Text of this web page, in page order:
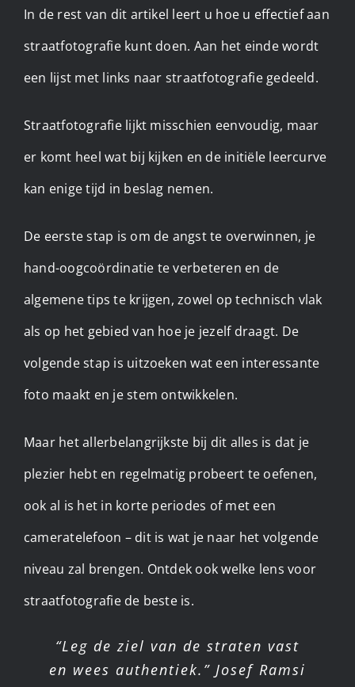
In de rest van dit artikel leert u hoe u effectief aan
straatfotografie kunt doen. Aan het einde wordt
een lijst met links naar straatfotografie gedeeld.
Straatfotografie lijkt misschien eenvoudig, maar
er komt heel wat bij kijken en de initiële leercurve
kan enige tijd in beslag nemen.
De eerste stap is om de angst te overwinnen, je
hand-oogcoördinatie te verbeteren en de
algemene tips te krijgen, zowel op technisch vlak
als op het gebied van hoe je jezelf draagt. De
volgende stap is uitzoeken wat een interessante
foto maakt en je stem ontwikkelen.
Maar het allerbelangrijkste bij dit alles is dat je
plezier hebt en regelmatig probeert te oefenen,
ook al is het in korte periodes of met een
cameratelefoon – dit is wat je naar het volgende
niveau zal brengen. Ontdek ook welke lens voor
straatfotografie de beste is.
“Leg de ziel van de straten vast
en wees authentiek.” Josef Ramsi